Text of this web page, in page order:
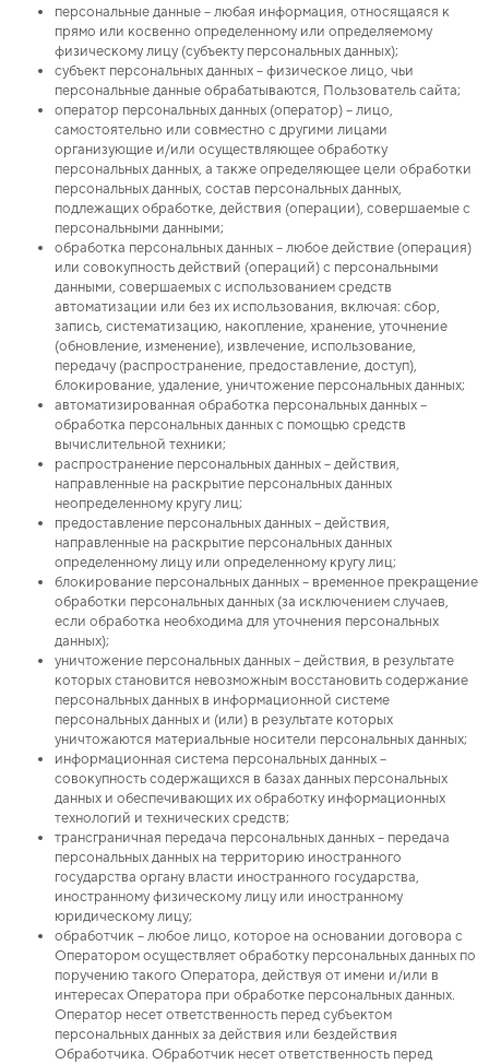
персональные данные – любая информация, относящаяся к
прямо или косвенно определенному или определяемому
физическому лицу (субъекту персональных данных);
субъект персональных данных – физическое лицо, чьи
персональные данные обрабатываются, Пользователь сайта;
оператор персональных данных (оператор) – лицо,
самостоятельно или совместно с другими лицами
организующие и/или осуществляющее обработку
персональных данных, а также определяющее цели обработки
персональных данных, состав персональных данных,
подлежащих обработке, действия (операции), совершаемые с
персональными данными;
обработка персональных данных – любое действие (операция)
или совокупность действий (операций) с персональными
данными, совершаемых с использованием средств
автоматизации или без их использования, включая: сбор,
запись, систематизацию, накопление, хранение, уточнение
(обновление, изменение), извлечение, использование,
передачу (распространение, предоставление, доступ),
блокирование, удаление, уничтожение персональных данных;
автоматизированная обработка персональных данных –
обработка персональных данных с помощью средств
вычислительной техники;
распространение персональных данных – действия,
направленные на раскрытие персональных данных
неопределенному кругу лиц;
предоставление персональных данных – действия,
направленные на раскрытие персональных данных
определенному лицу или определенному кругу лиц;
блокирование персональных данных – временное прекращение
обработки персональных данных (за исключением случаев,
если обработка необходима для уточнения персональных
данных);
уничтожение персональных данных – действия, в результате
которых становится невозможным восстановить содержание
персональных данных в информационной системе
персональных данных и (или) в результате которых
уничтожаются материальные носители персональных данных;
информационная система персональных данных –
совокупность содержащихся в базах данных персональных
данных и обеспечивающих их обработку информационных
технологий и технических средств;
трансграничная передача персональных данных – передача
персональных данных на территорию иностранного
государства органу власти иностранного государства,
иностранному физическому лицу или иностранному
юридическому лицу;
обработчик – любое лицо, которое на основании договора с
Оператором осуществляет обработку персональных данных по
поручению такого Оператора, действуя от имени и/или в
интересах Оператора при обработке персональных данных.
Оператор несет ответственность перед субъектом
персональных данных за действия или бездействия
Обработчика. Обработчик несет ответственность перед